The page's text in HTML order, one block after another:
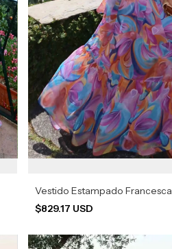
Vestido Estampado Francesca
$829.17 USD